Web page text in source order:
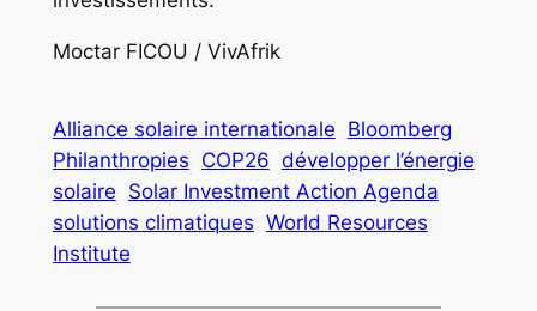
Moctar FICOU / VivAfrik
Alliance solaire internationale Bloomberg
Philanthropies COP26 développer l’énergie
solaire Solar Investment Action Agenda
solutions climatiques World Resources
Institute